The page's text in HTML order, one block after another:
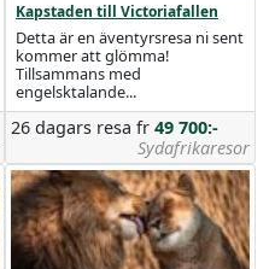
Kapstaden till Victoriafallen
Detta är en äventyrsresa ni sent
kommer att glömma!
Tillsammans med
engelsktalande...
26 dagars resa fr 49 700:-
Sydafrikaresor